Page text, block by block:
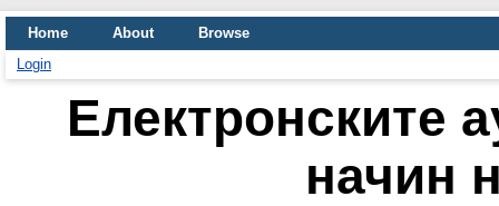
Home About
Browse
Login
Електронските
начин